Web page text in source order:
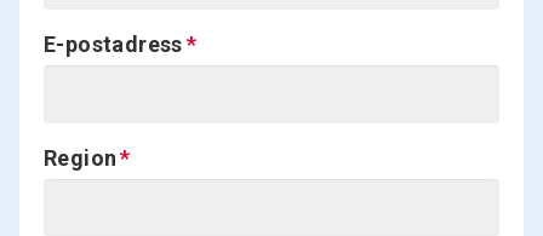
E-postadress
Region